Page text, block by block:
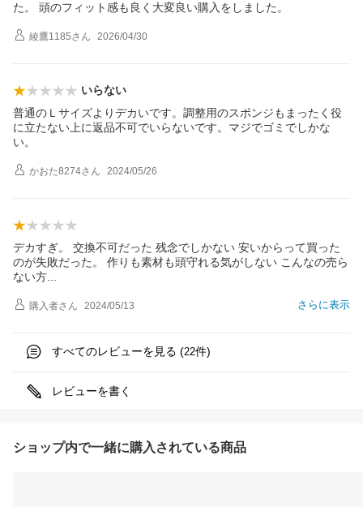
た。 頭のフィット感も良く大変良い購入をしました。
綾鷹1185さん 2026/04/30
いらない
普通のＬサイズよりデカいです。調整用のスポンジもまったく役
に立たない上に返品不可でいらないです。マジでゴミでしかな
い。
かおた8274さん 2024/05/26
デカすぎ。 交換不可だった 残念でしかない 安いからって買った
のが失敗だった。 作りも素材も頭守れる気がしない こんなの売ら
ない方
さらに表示
購入者さん 2024/05/13
すべてのレビューを見る (22件)
レビューを書く
ショップ内で一緒に購入されている商品